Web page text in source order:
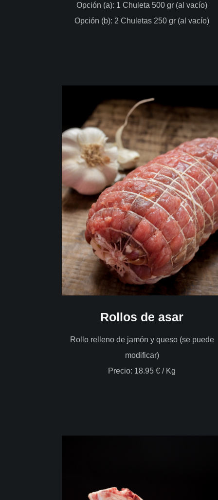
Opción (a): 1 Chuleta 500 gr (al vacío)
Opción (b): 2 Chuletas 250 gr (al vacío)
Rollos de asar
Rollo relleno de jamón y queso (se puede
modificar)
Precio: 18.95 € / Kg